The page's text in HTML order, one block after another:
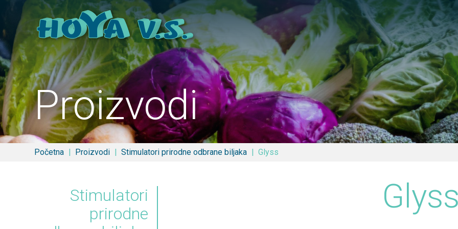
Pretraga
Proizvodi
Početna Proizvodi Stimulatori prirodne odbrane biljaka Glyss
Stimulatori
prirodne